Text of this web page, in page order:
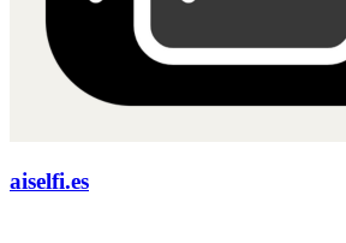
aiselfi.es